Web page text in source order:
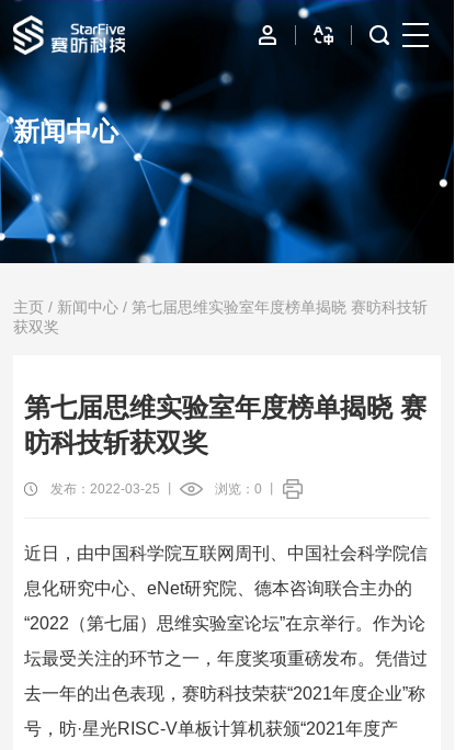
首页
IP
边缘计算
数据中心
资源与支持
新闻中心
主页 / 新闻中心 / 第七届思维实验室年度榜单揭晓 赛昉科技斩
获双奖
第七届思维实验室年度榜单揭晓 赛
昉科技斩获双奖
发布：2022-03-25 丨 浏览：0
近日，由中国科学院互联网周刊、中国社会科学院信
息化研究中心、eNet研究院、德本咨询联合主办的
“2022（第七届）思维实验室论坛”在京举行。作为论
坛最受关注的环节之一，年度奖项重磅发布。凭借过
去一年的出色表现，赛昉科技荣获“2021年度企业”称
号，昉·星光RISC-V单板计算机获颁“2021年度产